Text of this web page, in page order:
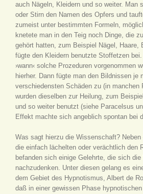
auch Nägeln, Kleidern und so weiter. Man
oder Stirn den Namen des Opfers und
zumeist unter bestimmten Formeln,
knetete man in den Teig noch Dinge, die
gehört hatten, zum Beispiel Nägel, Haare,
fügte den Kleidern benutzte Stoffetzen
›wann‹ solche Prozeduren vorgenommen
hierher. Dann fügte man den Bildnissen je
verschiedensten Schäden zu (in manchen
wurden dieselben zur Heilung, zum
und so weiter benutzt (siehe Paracelsus
Effekt machte sich angeblich spontan bei
Was sagt hierzu die Wissenschaft? Neben
die einfach lächelten oder verächtlich den
befanden sich einige Gelehrte, die sich
nachzudenken. Unter diesen gelang es
dem Gebiet des Hypnotismus, Albert de
daß in einer gewissen Phase